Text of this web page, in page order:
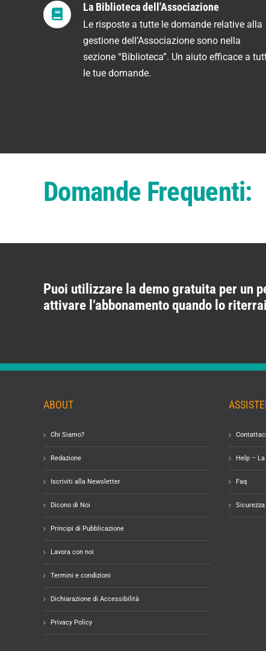
La Biblioteca dell'Associazione
Le risposte a tutte le domande relative alla
gestione dell’Associazione sono nella
sezione “Biblioteca”. Un aiuto efficace a
le tue domande.
Domande Frequenti:
Puoi utilizzare la demo gratuita per un
attivare l’abbonamento quando lo
ABOUT
Chi Siamo?
Redazione
Iscriviti alla Newsletter
Dicono di Noi
Principi di Pubblicazione
Lavora con noi
Termini e condizioni
Dichiarazione di Accessibilità
Privacy Policy
Contattaci
Help –
Faq
Sicurezza